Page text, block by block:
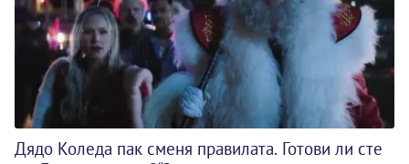
Дядо Коледа пак сменя правилата. Готови ли сте